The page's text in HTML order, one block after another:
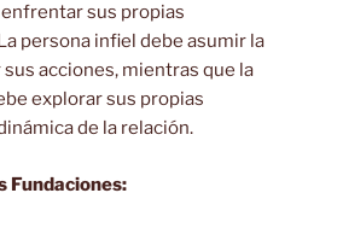
sus propias
persona infiel debe asumir la
acciones, mientras que la
explorar sus propias
de la relación.
Fundaciones: